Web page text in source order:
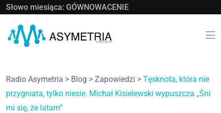
Słowo miesiąca: GÓWNOWACENIE
Radio Asymetria > Blog > Zapowiedzi > Tęsknota, która nie
przygniata, tylko niesie. Michał Kisielewski wypuszcza „Śni
mi się, że latam”